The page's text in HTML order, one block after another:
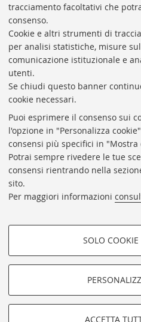
tracciamento facoltativi che
consenso.
Cookie e altri strumenti di
per analisi statistiche, misure
comunicazione istituzionale e
utenti.
Se chiudi questo banner
cookie necessari.
Puoi esprimere il consenso sui
l'opzione in "Personalizza
consensi più specifici in
Potrai sempre rivedere le tue
consensi rientrando nella
sito.
Per maggiori informazioni
COOKIE DI
FACOLTATIVI
navigazione degli utenti, creare
SOLO COOKIE
ACCETTA
FONDAZIONEALMAMATER
Dove siamo e contatti
P.I.: 01939491203
C.F.: 92049880377
Fondazione in-house
Fondazione trasparente
Piattaforma e-Procurement
Privacy
Note legali
Intelligenza artificiale - Policy di
Impostazioni Cookie